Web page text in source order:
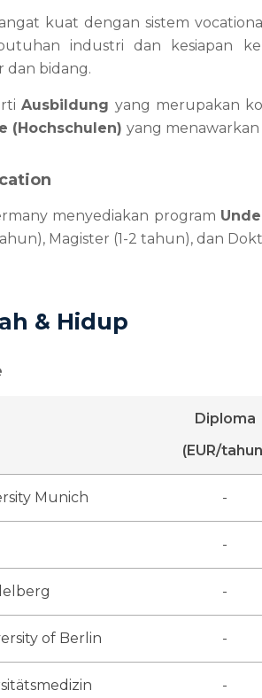
kuat dengan sistem
industri dan kesiapan
bidang.
Ausbildung yang merupakan
(Hochschulen) yang
menyediakan program
Magister (1-2 tahun), dan
& Hidup
Diploma
(EUR/
Munich -
-
-
of Berlin -
-